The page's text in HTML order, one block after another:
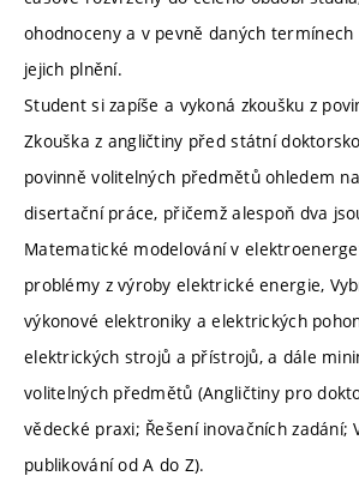
ohodnoceny a v pevně daných
jejich plnění.
Student si zapíše a vykoná zkoušku z
Zkouška z angličtiny před státní
povinně volitelných předmětů ohledem
disertační práce, přičemž alespoň dva
Matematické modelování v
problémy z výroby elektrické energie,
výkonové elektroniky a elektrických
elektrických strojů a přístrojů, a dále
volitelných předmětů (Angličtiny pro
vědecké praxi; Řešení inovačních zadání;
publikování od A do Z).